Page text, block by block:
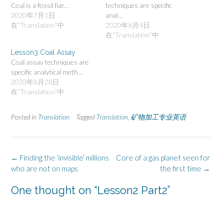
Coal is a fossil fue…
2020年7月1日
在“Translation”中
techniques are specific
anal…
2020年8月4日
在“Translation”中
Lesson3 Coal Assay
Coal assay techniques are
specific analytical meth…
2020年8月28日
在“Translation”中
Posted in Translation Tagged Translation 矿物加工专业英语
Post
navigation
Core of a gas planet seen for
the first time →
← Finding the ‘invisible’ millions
who are not on maps
One thought on “Lesson2 Part2”